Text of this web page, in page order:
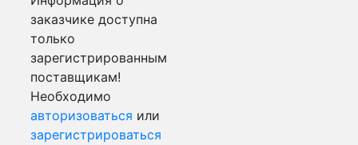
заказчике доступна
только
зарегистрированным
поставщикам!
Необходимо
авторизоваться или
зарегистрироваться